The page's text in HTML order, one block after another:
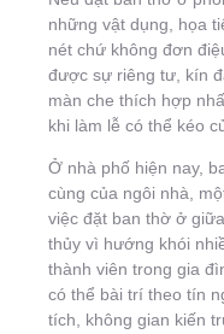
những vật dụng, họa
nét chứ không đơn
được sự riêng tư, kín
màn che thích hợp
khi làm lễ có thể kéo
Ở nhà phố hiện nay,
cùng của ngôi nhà,
việc đặt ban thờ ở
thủy vì hướng khói
thành viên trong gia
có thể bài trí theo tín
tích, không gian kiến